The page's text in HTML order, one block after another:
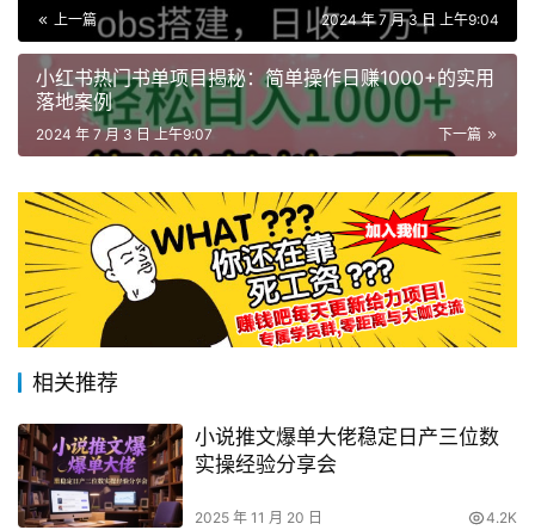
上一篇 2024 年 7 月 3 日 上午9:04
小红书热门书单项目揭秘：简单操作日赚1000+的实用
落地案例
下一篇
2024 年 7 月 3 日 上午9:07
相关推荐
小说推文爆单大佬稳定日产三位数
实操经验分享会
2025 年 11 月 20 日 4.2K